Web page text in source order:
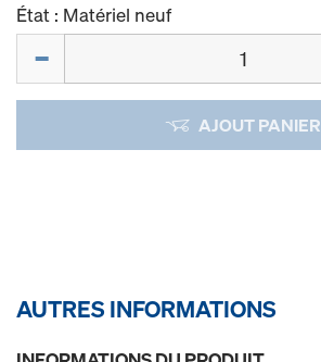
État : Matériel neuf
AJOUT PANIER
AUTRES INFORMATIONS